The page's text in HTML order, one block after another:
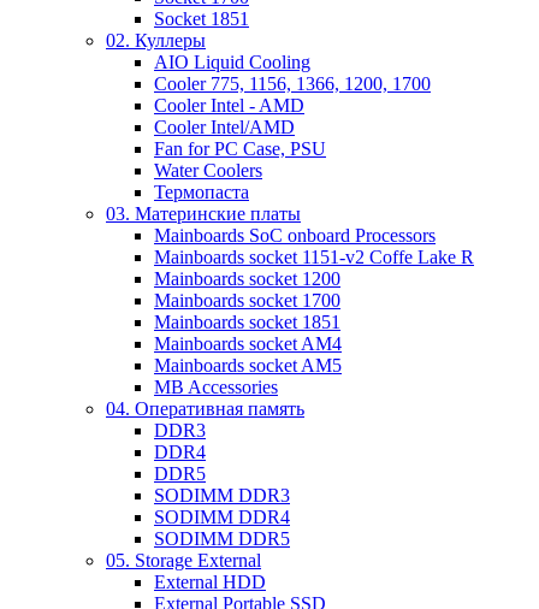
Socket 1851
02. Куллеры
AIO Liquid Cooling
Cooler 775, 1156, 1366, 1200, 1700
Cooler Intel - AMD
Cooler Intel/AMD
Fan for PC Case, PSU
Water Coolers
Термопаста
03. Материнские платы
Mainboards SoC onboard Processors
Mainboards socket 1151-v2 Coffe Lake R
Mainboards socket 1200
Mainboards socket 1700
Mainboards socket 1851
Mainboards socket AM4
Mainboards socket AM5
MB Accessories
04. Оперативная память
DDR3
DDR4
DDR5
SODIMM DDR3
SODIMM DDR4
SODIMM DDR5
05. Storage External
External HDD
External Portable SSD